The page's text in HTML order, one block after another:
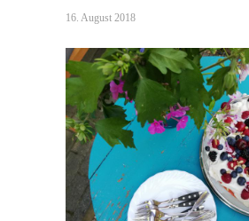
16. August 2018